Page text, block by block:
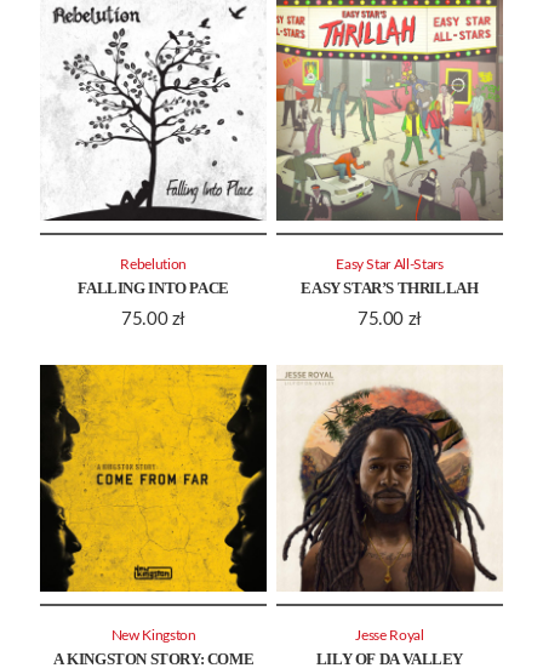
FALLING INTO PACE
75.00 zł
Rebelution
EASY STAR’S THRILLAH
75.00 zł
Easy Star All-Stars
A KINGSTON STORY: COME
New Kingston
LILY OF DA VALLEY
Jesse Royal